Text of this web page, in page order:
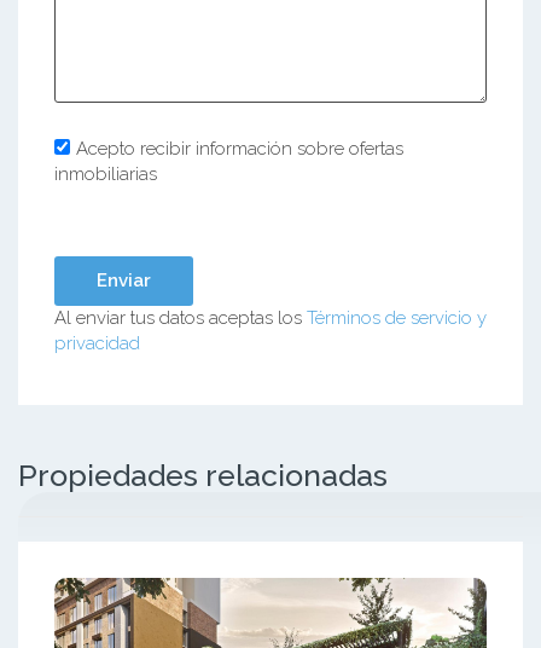
Acepto recibir información sobre ofertas
inmobiliarias
Al enviar tus datos aceptas los Términos de servicio y
privacidad
Propiedades relacionadas